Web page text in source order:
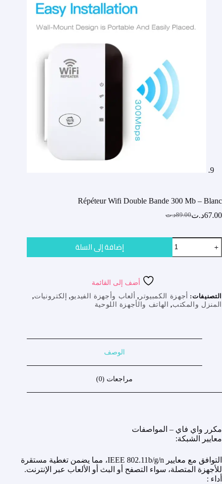
Répéteur Wifi Double Bande 300 Mb – Blanc
89.00د.تالسعر
هو:
89.00د.ت.
67.00د.تالسعر
هو:
67.00د.ت.
كمية
Répéteur
Wifi
Mb
-
Blanc
إضافة إلى السلة
أضف إلى القائمة
التصنيفات: أجهزة الكمبيوتر , ألعاب وأجهزة الفيديو, إلكترونيات,
المنزل والمكتب, الهاتف والأجهزة اللوحية
الوصف
مراجعات (0)
مكرر واي فاي – المواصفات
معايير الشبكة:
التوافق مع معايير IEEE 802.11b/g/n، مما يضمن تغطية مستقرة
للأجهزة المتصلة، سواء التصفح أو البث أو الألعاب عبر الإنترنت.
أداء :